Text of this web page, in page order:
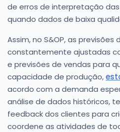
de erros de interpretação
quando dados de baixa
Assim, no S&OP, as
constantemente ajustadas
e previsões de vendas para
capacidade de produção,
acordo com a demanda
análise de dados históricos,
feedback dos clientes para
coordene as atividades de